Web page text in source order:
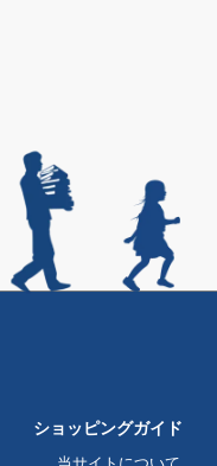
ショッピングガイド